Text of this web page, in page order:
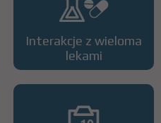
Interakcje z wieloma
lekami